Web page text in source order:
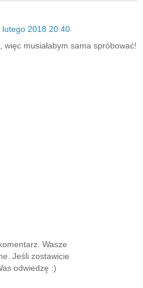
lutego 2018 20:40
więc musiałabym sama spróbować!
Wasze
Jeśli zostawicie
odwiedzę :)